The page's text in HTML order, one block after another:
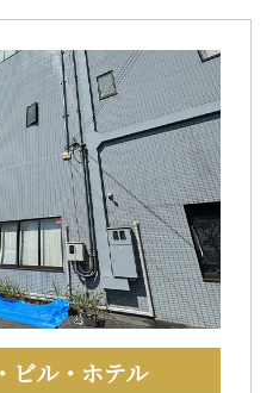
ビル・ホテル